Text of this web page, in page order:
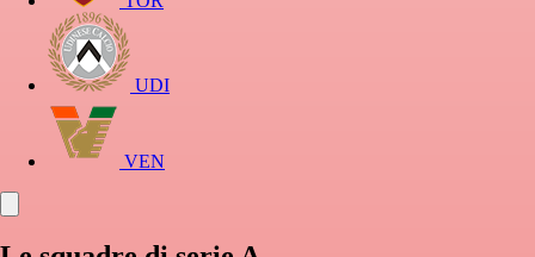
UDI
VEN